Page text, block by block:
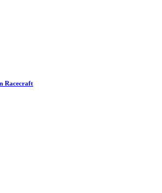
Racecraft